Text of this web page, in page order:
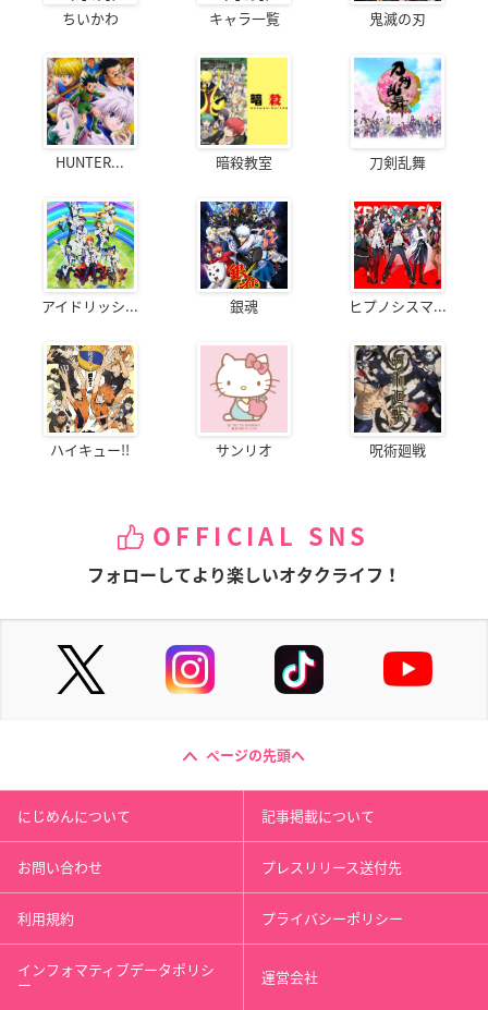
ちいかわ キャラ一覧 鬼滅の刃
HUNTER... 暗殺教室 刀剣乱舞
アイドリッシ... 銀魂 ヒプノシスマ...
ハイキュー!! サンリオ 呪術廻戦
OFFICIAL SNS
フォローしてより楽しいオタクライフ！
ページの先頭へ
にじめんについて 記事掲載について
お問い合わせ プレスリリース送付先
利用規約 プライバシーポリシー
インフォマティブデータポリシ
ー 運営会社